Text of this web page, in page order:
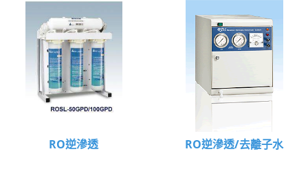
RO逆滲透 RO逆滲透/去離子水